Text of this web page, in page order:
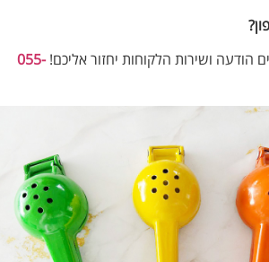
ושירות הלקוחות יחזור אליכם!055-